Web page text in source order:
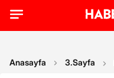
Anasayfa 3.Sayfa